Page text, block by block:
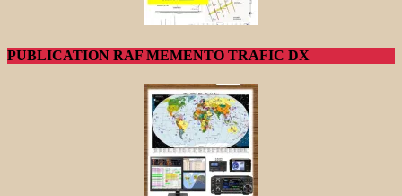
PUBLICATION RAF MEMENTO TRAFIC DX